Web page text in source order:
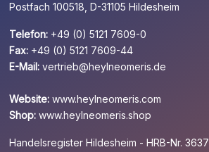
Postfach 100518, D-31105 Hildesheim
Telefon: +49 (0) 5121 7609-0
Fax: +49 (0) 5121 7609-44
E-Mail: vertrieb@heylneomeris.de
Website: www.heylneomeris.com
Shop: www.heylneomeris.shop
Handelsregister Hildesheim - HRB-Nr. 3637